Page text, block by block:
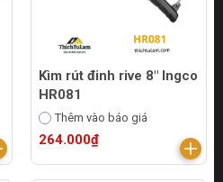
Kìm rút đinh rive 8" Ingco
HR081
Thêm vào báo giá
264.000₫